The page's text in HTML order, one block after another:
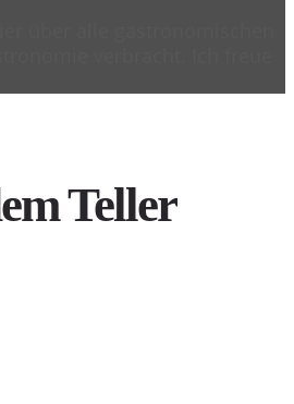
Teller